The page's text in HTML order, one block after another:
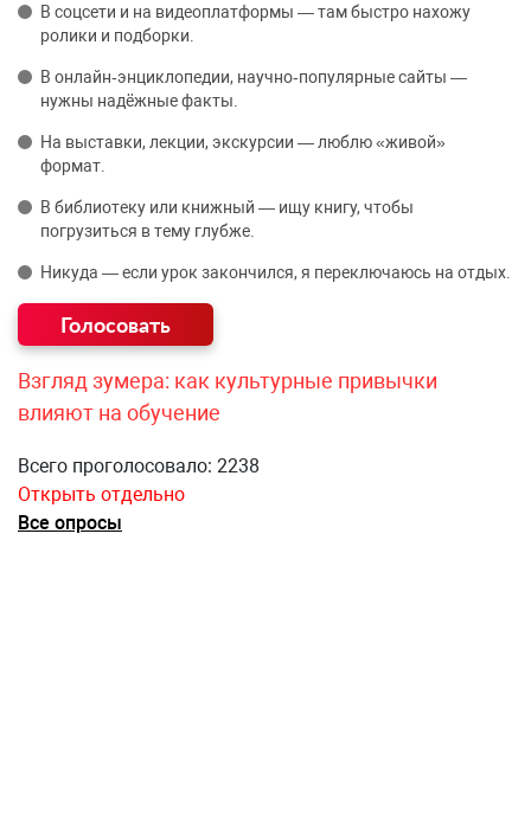
В соцсети и на видеоплатформы — там быстро нахожу
ролики и подборки.
В онлайн‑энциклопедии, научно‑популярные сайты —
нужны надёжные факты.
На выставки, лекции, экскурсии — люблю «живой»
формат.
В библиотеку или книжный — ищу книгу, чтобы
погрузиться в тему глубже.
Никуда — если урок закончился, я переключаюсь на отдых.
Взгляд зумера: как культурные привычки
влияют на обучение
Всего проголосовало: 2238
Открыть отдельно
Все опросы